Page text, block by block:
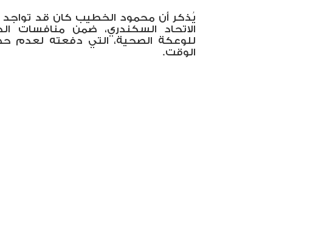
يُذكر أن محمود الخطيب كان قد
الاتحاد السكندري، ضمن منافسات
للوعكة الصحية، التي دفعته لعدم
الوقت.